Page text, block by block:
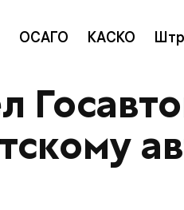
ОСАГО КАСКО